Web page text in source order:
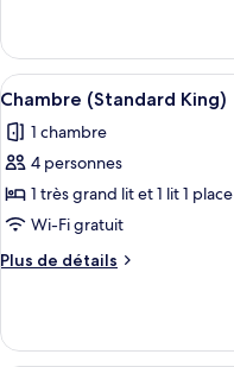
Chambre
(Accessible
King)
le
type
de
Chambre
(Accessible
Afficher
toutes
les
photos
pour
ce
type
de
Chambre
(Standard
7
Chambre (Standard King)
1 chambre
4 personnes
1 très grand lit et 1 lit 1 place
Wi-Fi gratuit
Plus de détails
Plus
le